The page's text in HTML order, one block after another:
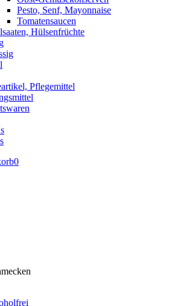
Pesto, Senf, Mayonnaise
Tomatensaucen
Hülsenfrüchte
Pflegemittel
0